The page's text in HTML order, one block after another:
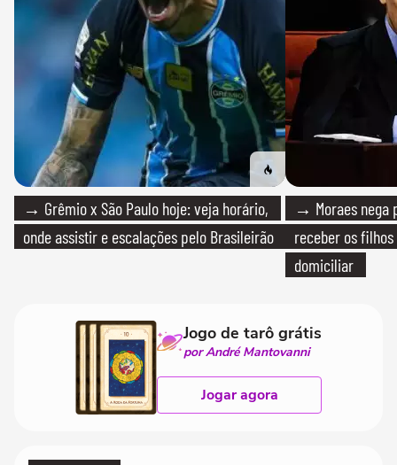
→ Grêmio x São Paulo hoje: veja horário,
onde assistir e escalações pelo Brasileirão
→ Moraes nega
receber os filhos
domiciliar
Jogo de tarô grátis
por André Mantovanni
Jogar agora